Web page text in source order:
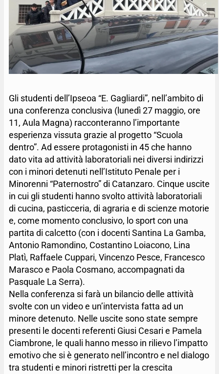
Gli studenti dell’Ipseoa “E. Gagliardi”, nell’ambito di
una conferenza conclusiva (lunedì 27 maggio, ore
11, Aula Magna) racconteranno l’importante
esperienza vissuta grazie al progetto “Scuola
dentro”. Ad essere protagonisti in 45 che hanno
dato vita ad attività laboratoriali nei diversi indirizzi
con i minori detenuti nell’Istituto Penale per i
Minorenni “Paternostro” di Catanzaro. Cinque uscite
in cui gli studenti hanno svolto attività laboratoriali
di cucina, pasticceria, di agraria e di scienze motorie
e, come momento conclusivo, lo sport con una
partita di calcetto (con i docenti Santina La Gamba,
Antonio Ramondino, Costantino Loiacono, Lina
Platì, Raffaele Cuppari, Vincenzo Pesce, Francesco
Marasco e Paola Cosmano, accompagnati da
Pasquale La Serra).
Nella conferenza si farà un bilancio delle attività
svolte con un video e un’intervista fatta ad un
minore detenuto. Nelle uscite sono state sempre
presenti le docenti referenti Giusi Cesari e Pamela
Ciambrone, le quali hanno messo in rilievo l’impatto
emotivo che si è generato nell’incontro e nel dialogo
tra studenti e minori ristretti per la crescita